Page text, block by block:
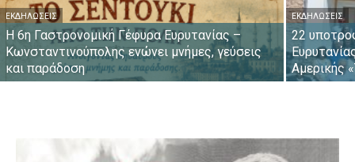
ΕΚΔΗΛΏΣΕΙΣ
Η 6η Γαστρονομική Γέφυρα Ευρυτανίας –
Κωνσταντινούπολης ενώνει μνήμες, γεύσεις
και παράδοση
ΕΚΔΗΛΏΣΕΙΣ
22
Αμερικής